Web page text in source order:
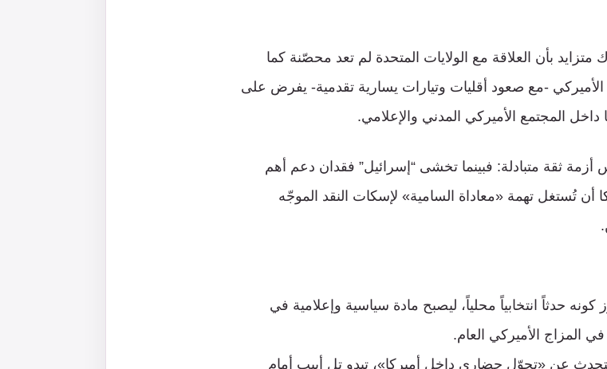
بأن العلاقة مع الولايات المتحدة لم تعد محصّنة كما
-مع صعود أقليات وتيارات يسارية تقدمية- يفرض على
داخل المجتمع الأميركي المدني والإعلامي.
أزمة ثقة متبادلة: فبينما تخشى “إسرائيل” فقدان دعم أهم
أن تُستغل تهمة «معاداة السامية» لإسكات النقد الموجّه
حدثاً انتخابياً محلياً، ليصبح مادة سياسية وإعلامية في
المزاج الأميركي العام.
عن «تحوّل حضاري داخل أميركا»، تبدو تل أبيب أمام